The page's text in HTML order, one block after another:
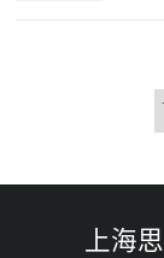
分
障
上海